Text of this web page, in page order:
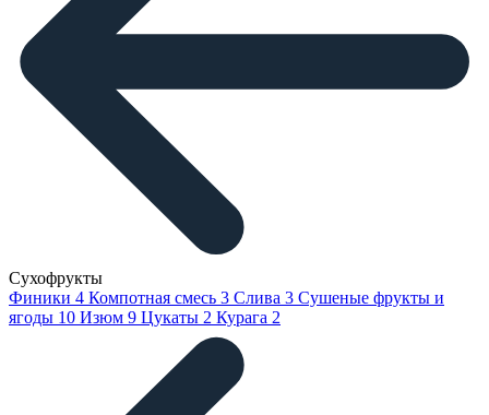
Сухофрукты
Финики 4 Компотная смесь 3 Слива 3 Сушеные фрукты и
ягоды 10 Изюм 9 Цукаты 2 Курага 2